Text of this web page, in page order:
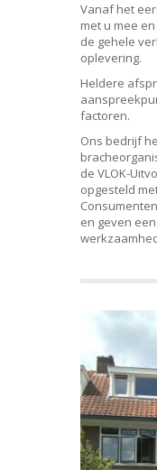
Vanaf het
met u mee
de gehele
oplevering.
Heldere
factoren.
Ons bedrijf
de VLOK-
opgesteld
en geven